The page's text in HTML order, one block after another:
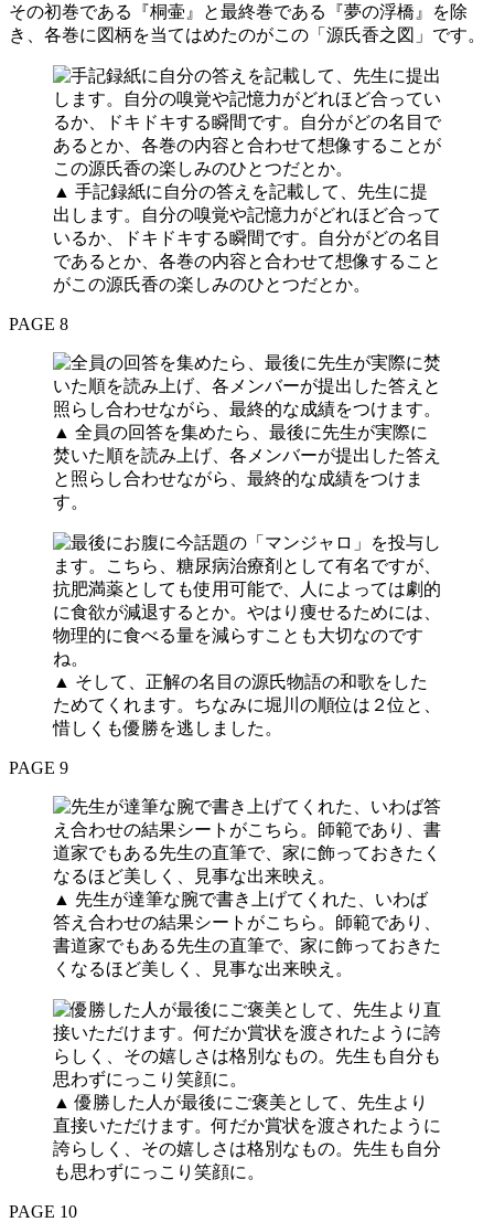
その初巻である『桐壷』と最終巻である『夢の浮橋』を除
き、各巻に図柄を当てはめたのがこの「源氏香之図」です。
▲ 手記録紙に自分の答えを記載して、先生に提
出します。自分の嗅覚や記憶力がどれほど合って
いるか、ドキドキする瞬間です。自分がどの名目
であるとか、各巻の内容と合わせて想像すること
がこの源氏香の楽しみのひとつだとか。
PAGE 8
▲ 全員の回答を集めたら、最後に先生が実際に
焚いた順を読み上げ、各メンバーが提出した答え
と照らし合わせながら、最終的な成績をつけま
す。
▲ そして、正解の名目の源氏物語の和歌をした
ためてくれます。ちなみに堀川の順位は２位と、
惜しくも優勝を逃しました。
PAGE 9
▲ 先生が達筆な腕で書き上げてくれた、いわば
答え合わせの結果シートがこちら。師範であり、
書道家でもある先生の直筆で、家に飾っておきた
くなるほど美しく、見事な出来映え。
▲ 優勝した人が最後にご褒美として、先生より
直接いただけます。何だか賞状を渡されたように
誇らしく、その嬉しさは格別なもの。先生も自分
も思わずにっこり笑顔に。
PAGE 10